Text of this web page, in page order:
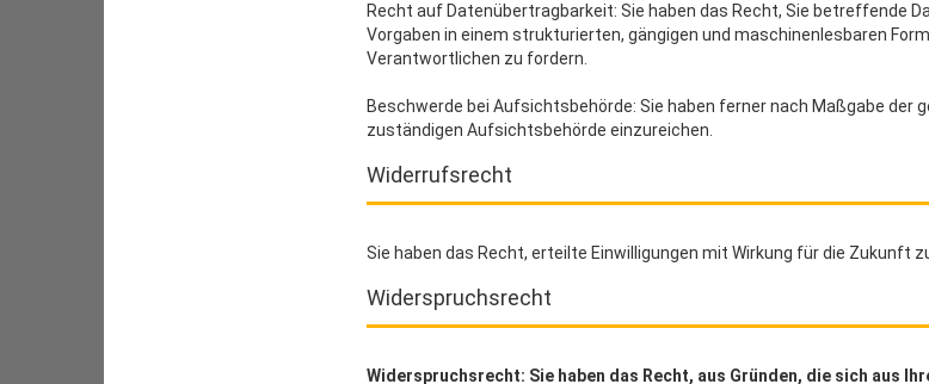
Recht auf Datenübertragbarkeit: Sie haben das Recht, Sie betreffende
Vorgaben in einem strukturierten, gängigen und maschinenlesbaren
Verantwortlichen zu fordern.
Beschwerde bei Aufsichtsbehörde: Sie haben ferner nach Maßgabe der
zuständigen Aufsichtsbehörde einzureichen.
Widerrufsrecht
Sie haben das Recht, erteilte Einwilligungen mit Wirkung für die Zukunft
Widerspruchsrecht
Widerspruchsrecht: Sie haben das Recht, aus Gründen, die sich aus